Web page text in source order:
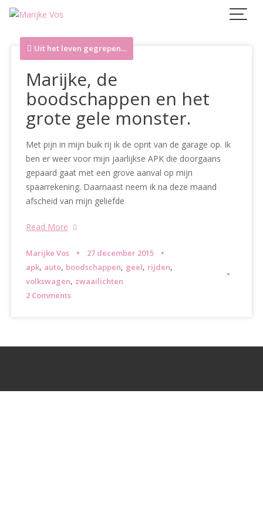
Skip
content
Uit het leven gegrepen...
Marijke, de
boodschappen en het
grote gele monster.
Met pijn in mijn buik rij ik de oprit van de garage op. Ik
ben er weer voor mijn jaarlijkse APK die doorgaans
gepaard gaat met een grove aanval op mijn
spaarrekening. Daarnaast neem ik na deze maand
afscheid van mijn geliefde
Read More
Marijke Vos
27 december 2015
apk, auto, boodschappen, geel, rijden,
volkswagen, zwaailichten
2 Comments